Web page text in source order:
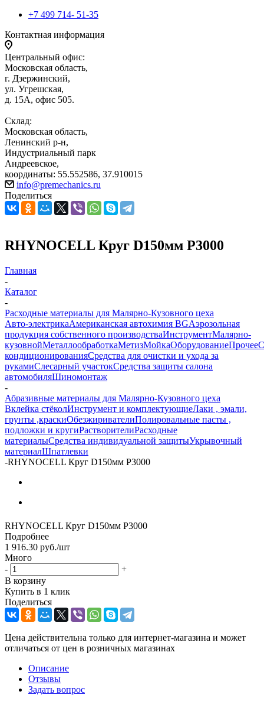
+7 499 714- 51-35
Контактная информация
Центральный офис:
Московская область,
г. Дзержинский,
ул. Угрешская,
д. 15А, офис 505.
Склад:
Московская область,
Ленинский р-н,
Индустриальный парк
Андреевское,
координаты: 55.552586, 37.910015
info@premechanics.ru
Поделиться
RHYNOCELL Круг D150мм P3000
Главная
-
Каталог
-
Расходные материалы для Малярно-Кузовного цеха
Авто-электрикаАмериканская автохимия BGАэрозольная
продукция собственного производстваИнструментМалярно-
кузовнойМеталлообработкаМетизМойкаОборудованиеПрочее
кондиционированияСредства для очистки и ухода за
рукамиСлесарный участокСредства защиты салона
автомобиляШиномонтаж
-
Абразивные материалы для Малярно-Кузовного цеха
Вклейка стёколИнструмент и комплектующиеЛаки , эмали,
грунты ,краскиОбезжиривателиПолировальные пасты ,
подложки и кругиРастворителиРасходные
материалыСредства индивидуальной защитыУкрывочный
материалШпатлевки
-RHYNOCELL Круг D150мм P3000
RHYNOCELL Круг D150мм P3000
Подробнее
1 916.30 руб./шт
Много
-
+
В корзину
Купить в 1 клик
Поделиться
Цена действительна только для интернет-магазина и может
отличаться от цен в розничных магазинах
Описание
Отзывы
Задать вопрос